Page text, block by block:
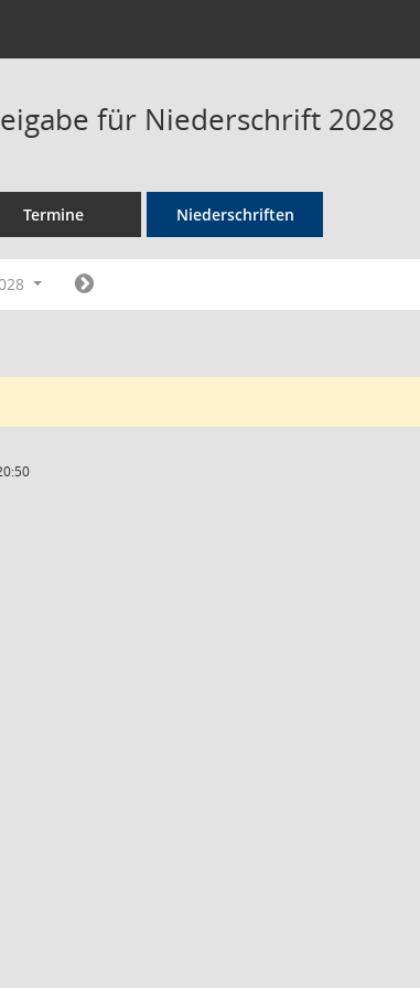
für Niederschrift 2028
Termine Niederschriften